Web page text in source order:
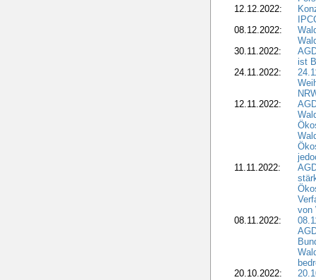
12.12.2022:
08.12.2022:
30.11.2022:
ist
24.11.2022:
12.11.2022:
11.11.2022:
von
08.11.2022:
20.10.2022: